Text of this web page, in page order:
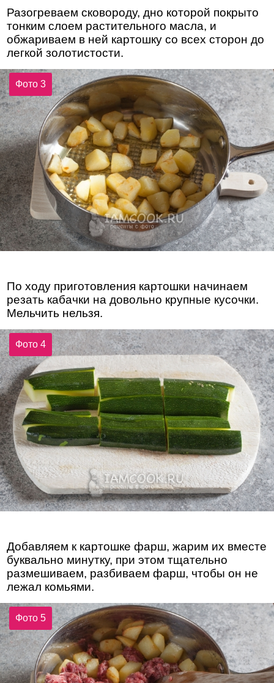
Разогреваем сковороду, дно которой покрыто
тонким слоем растительного масла, и
обжариваем в ней картошку со всех сторон до
легкой золотистости.
Фото 3
По ходу приготовления картошки начинаем
резать кабачки на довольно крупные кусочки.
Мельчить нельзя.
Фото 4
Добавляем к картошке фарш, жарим их вместе
буквально минутку, при этом тщательно
размешиваем, разбиваем фарш, чтобы он не
лежал комьями.
Фото 5